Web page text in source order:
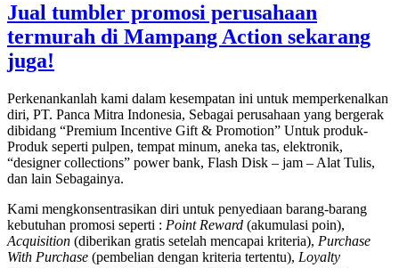
Jual tumbler promosi perusahaan
termurah di Mampang Action sekarang
juga!
Perkenankanlah kami dalam kesempatan ini untuk memperkenalkan
diri, PT. Panca Mitra Indonesia, Sebagai perusahaan yang bergerak
dibidang “Premium Incentive Gift & Promotion” Untuk produk-
Produk seperti pulpen, tempat minum, aneka tas, elektronik,
“designer collections” power bank, Flash Disk – jam – Alat Tulis,
dan lain Sebagainya.
Kami mengkonsentrasikan diri untuk penyediaan barang-barang
kebutuhan promosi seperti : Point Reward (akumulasi poin),
Acquisition (diberikan gratis setelah mencapai kriteria), Purchase
With Purchase (pembelian dengan kriteria tertentu), Loyalty